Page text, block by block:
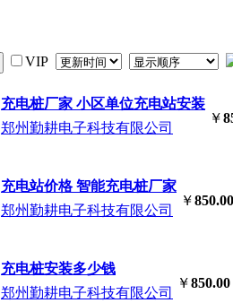
VIP
充电桩厂家 小区单位充电站安装
郑州勤耕电子科技有限公司
￥
充电站价格 智能充电桩厂家
郑州勤耕电子科技有限公司
￥850.00
充电桩安装多少钱
郑州勤耕电子科技有限公司
￥850.00